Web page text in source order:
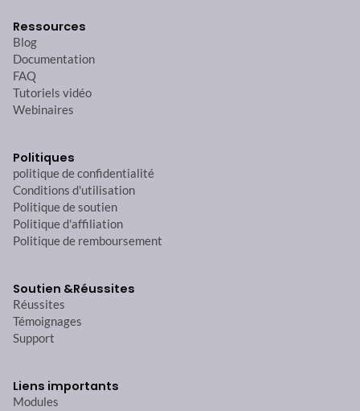
Ressources
Blog
Documentation
FAQ
Tutoriels vidéo
Webinaires
Politiques
politique de confidentialité
Conditions d'utilisation
Politique de soutien
Politique d'affiliation
Politique de remboursement
Soutien &Réussites
Réussites
Témoignages
Support
Liens importants
Modules